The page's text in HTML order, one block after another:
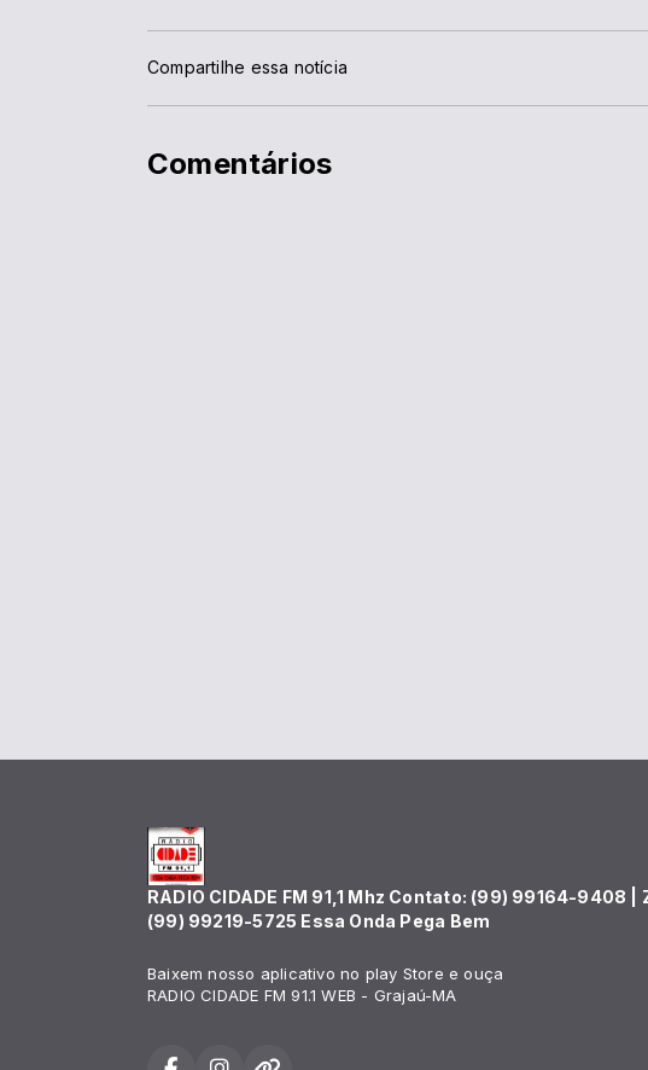
Compartilhe essa notícia
Comentários
RADIO CIDADE FM 91,1 Mhz Contato: (99) 99164-9408 |
(99) 99219-5725 Essa Onda Pega Bem
Baixem nosso aplicativo no play Store e ouça
RADIO CIDADE FM 91.1 WEB - Grajaú-MA